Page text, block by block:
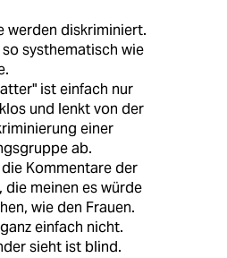
werden diskriminiert.
systhematisch wie
ist einfach nur
und lenkt von der
einer
ab.
Kommentare der
die meinen es würde
wie den Frauen.
einfach nicht.
sieht ist blind.